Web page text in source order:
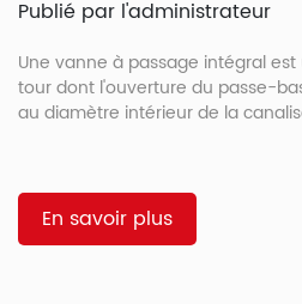
Publié par l'administrateur
Une vanne à passage intégral
tour dont l'ouverture du passe-
au diamètre intérieur de la
kilomètres, cette conception
d'étranglement créé par les
diminuant ainsi les coûts de
En savoir plus